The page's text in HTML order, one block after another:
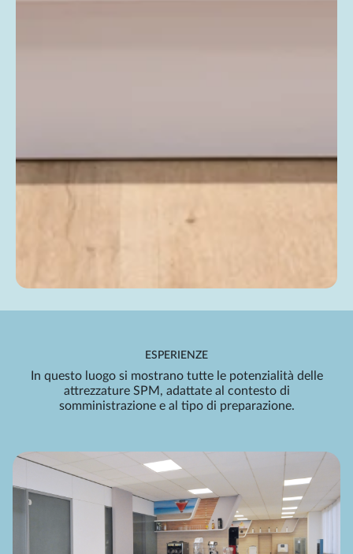
ESPERIENZE
In questo luogo si mostrano tutte le potenzialità delle
attrezzature SPM, adattate al contesto di
somministrazione e al tipo di preparazione.